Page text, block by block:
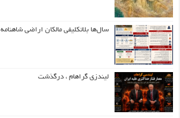
سال‌ها بلاتکلیفی مالکان اراضی شاهنامه ۳۵ مشهد
لیندزی گراهام ، درگذشت